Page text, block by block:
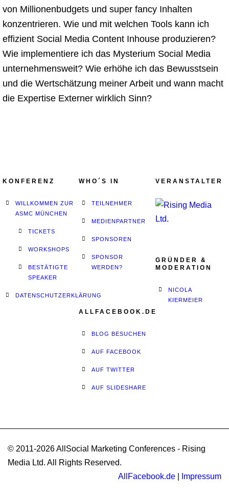
von Millionenbudgets und super fancy Inhalten
konzentrieren. Wie und mit welchen Tools kann ich
effizient Social Media Content Inhouse produzieren?
Wie implementiere ich das Mysterium Social Media
unternehmensweit? Wie erhöhe ich das Bewusstsein
und die Wertschätzung meiner Arbeit und wann macht
die Expertise Externer wirklich Sinn?
KONFERENZ
WILLKOMMEN ZUR
ASMC MÜNCHEN
TICKETS
WORKSHOPS
BESTÄTIGTE
SPEAKER
DATENSCHUTZERKLÄRUNG
WHO´S IN
TEILNEHMER
MEDIENPARTNER
SPONSOREN
SPONSOR
WERDEN?
ALLFACEBOOK.DE
BLOG BESUCHEN
AUF FACEBOOK
AUF TWITTER
AUF SLIDESHARE
VERANSTALTER
GRÜNDER &
MODERATION
NICOLA
KIERMEIER
© 2011-2026 AllSocial Marketing Conferences - Rising
Media Ltd. All Rights Reserved.
AllFacebook.de
Impressum